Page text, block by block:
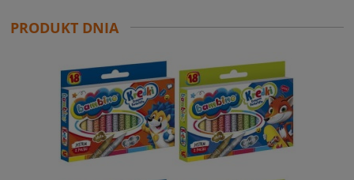
PRODUKT DNIA